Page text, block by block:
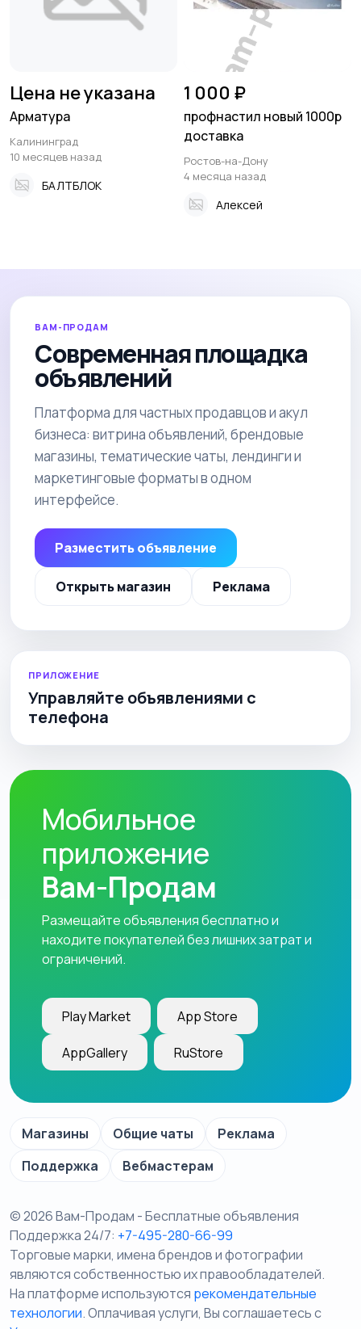
Цена не указана
Арматура
Калининград
10 месяцев назад
БАЛТБЛОК
1 000 ₽
профнастил новый 1000р
доставка
Ростов-на-Дону
4 месяца назад
Алексей
ВАМ-ПРОДАМ
Современная площадка
объявлений
Платформа для частных продавцов и акул
бизнеса: витрина объявлений, брендовые
магазины, тематические чаты, лендинги и
маркетинговые форматы в одном
интерфейсе.
Разместить объявление
Открыть магазин Реклама
ПРИЛОЖЕНИЕ
Управляйте объявлениями с
телефона
Мобильное
приложение
Вам-Продам
Размещайте объявления бесплатно и
находите покупателей без лишних затрат и
ограничений.
Play Market App Store
AppGallery RuStore
Магазины Общие чаты
Реклама
Поддержка
Вебмастерам
© 2026 Вам-Продам - Бесплатные объявления
Поддержка 24/7: +7-495-280-66-99
Торговые марки, имена брендов и фотографии
являются собственностью их правообладателей.
На платформе используются рекомендательные
технологии. Оплачивая услуги, Вы соглашаетесь c